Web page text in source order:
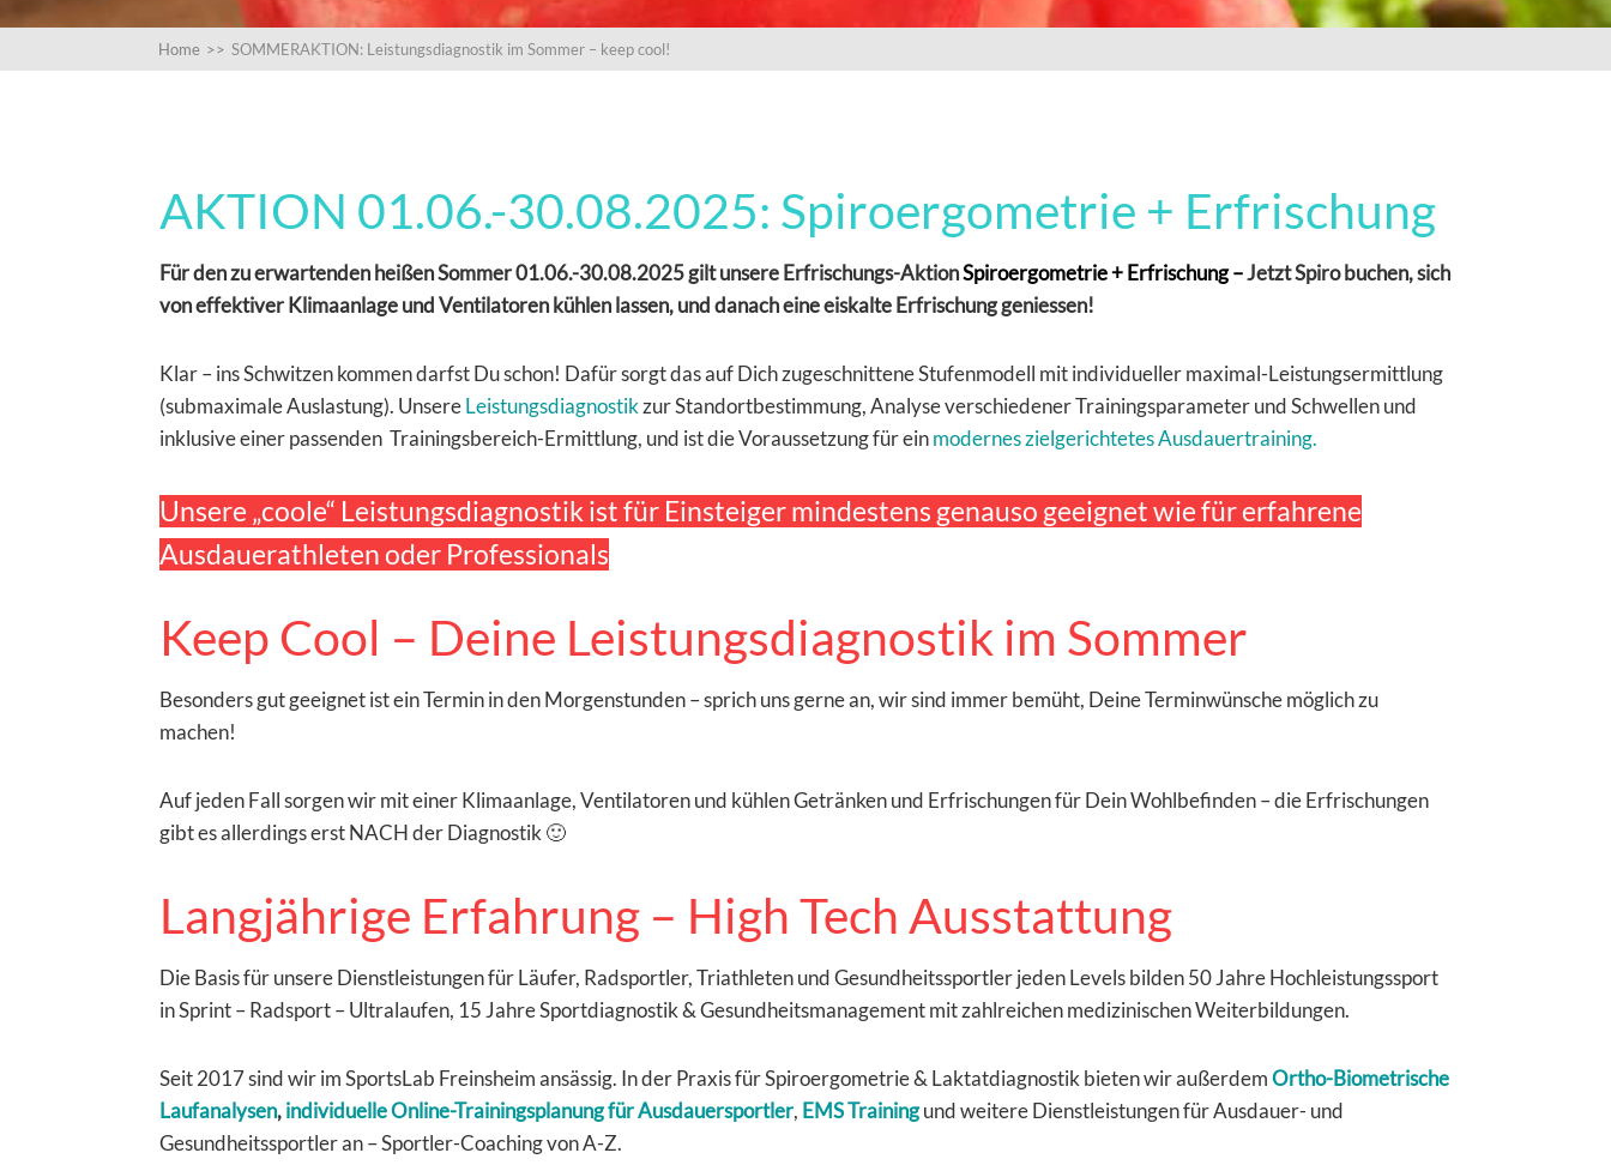
Home >> SOMMERAKTION: Leistungsdiagnostik im Sommer – keep cool!
AKTION 01.06.-30.08.2025: Spiroergometrie + Erfrischung
Für den zu erwartenden heißen Sommer 01.06.-30.08.2025 gilt unsere Erfrischungs-AktionSpiroergometrie + Erfrischung –Jetzt Spiro buchen, sich
von effektiver Klimaanlage und Ventilatoren kühlen lassen, und danach eine eiskalte Erfrischung geniessen!
Klar – ins Schwitzen kommen darfst Du schon! Dafür sorgt das auf Dich zugeschnittene Stufenmodell mit individueller maximal-Leistungsermittlung
(submaximale Auslastung). UnsereLeistungsdiagnostikzur Standortbestimmung, Analyse verschiedener Trainingsparameter und Schwellen und
inklusive einer passenden Trainingsbereich-Ermittlung, und ist die Voraussetzung für einmodernes zielgerichtetes Ausdauertraining.
Unsere „coole“ Leistungsdiagnostik ist für Einsteiger mindestens genauso geeignet wie für erfahrene
Ausdauerathleten oder Professionals
Keep Cool – Deine Leistungsdiagnostik im Sommer
Besonders gut geeignet ist ein Termin in den Morgenstunden – sprich uns gerne an, wir sind immer bemüht, Deine Terminwünsche möglich zu
machen!
Auf jeden Fall sorgen wir mit einer Klimaanlage, Ventilatoren und kühlen Getränken und Erfrischungen für Dein Wohlbefinden – die Erfrischungen
gibt es allerdings erst NACH der Diagnostik 🙂
Langjährige Erfahrung – High Tech Ausstattung
Die Basis für unsere Dienstleistungen für Läufer, Radsportler, Triathleten und Gesundheitssportler jeden Levels bilden50 Jahre Hochleistungssport
in Sprint – Radsport – Ultralaufen, 15 Jahre Sportdiagnostik & Gesundheitsmanagement mit zahlreichen medizinischen Weiterbildungen.
Seit 2017 sind wir im SportsLab Freinsheim ansässig. In der Praxis für Spiroergometrie & Laktatdiagnostik bieten wir außerdemOrtho-Biometrische
Laufanalysen,individuelle Online-Trainingsplanung für Ausdauersportler, EMS Trainingund weitere Dienstleistungen für Ausdauer- und
Gesundheitssportler an – Sportler-Coaching von A-Z.